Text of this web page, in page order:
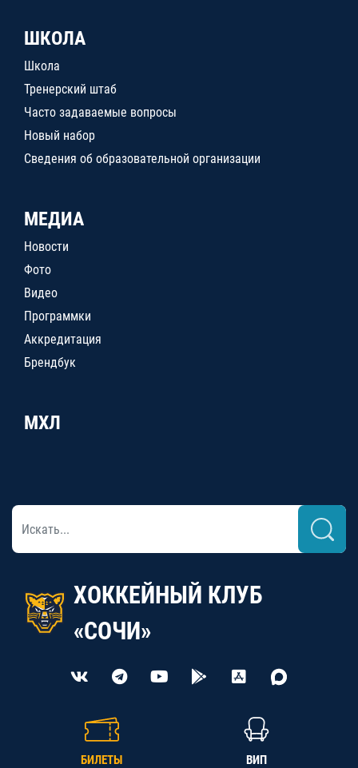
ШКОЛА
Школа
Тренерский штаб
Часто задаваемые вопросы
Новый набор
Сведения об образовательной организации
МЕДИА
Новости
Фото
Видео
Программки
Аккредитация
Брендбук
МХЛ
ХОККЕЙНЫЙ КЛУБ
«СОЧИ»
БИЛЕТЫ ВИП